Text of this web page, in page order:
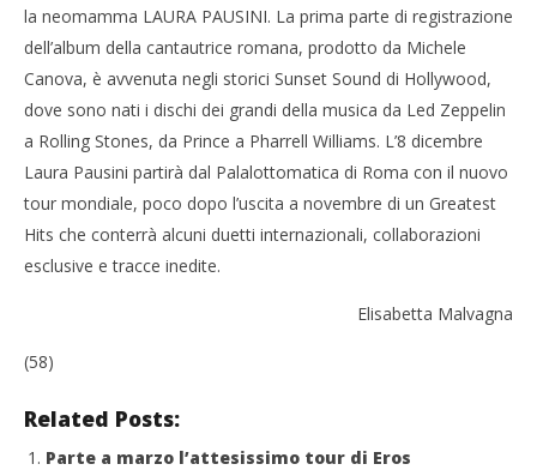
la neomamma LAURA PAUSINI. La prima parte di registrazione
dell’album della cantautrice romana, prodotto da Michele
Canova, è avvenuta negli storici Sunset Sound di Hollywood,
dove sono nati i dischi dei grandi della musica da Led Zeppelin
a Rolling Stones, da Prince a Pharrell Williams. L’8 dicembre
Laura Pausini partirà dal Palalottomatica di Roma con il nuovo
tour mondiale, poco dopo l’uscita a novembre di un Greatest
Hits che conterrà alcuni duetti internazionali, collaborazioni
esclusive e tracce inedite.
Elisabetta Malvagna
(58)
Related Posts:
Parte a marzo l’attesissimo tour di Eros